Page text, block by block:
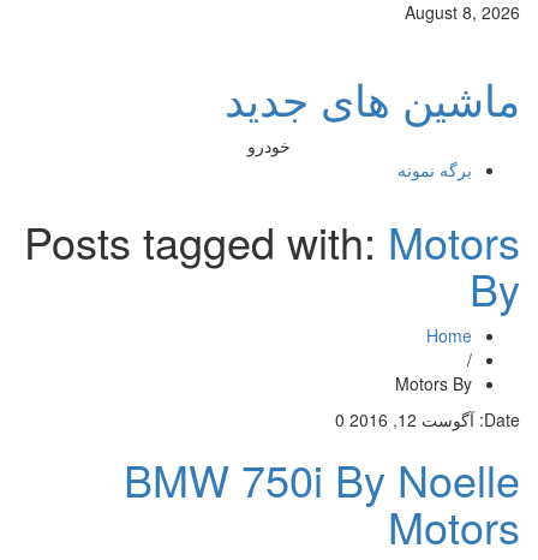
August 8, 2026
ماشین های جدید
خودرو
برگه نمونه
Posts tagged with:Motors
By
Home
/
Motors By
Date: آگوست 12, 2016 0
BMW 750i By Noelle
Motors